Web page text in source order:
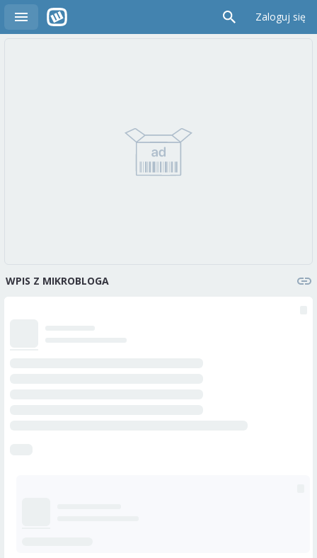
Zaloguj się
WPIS Z MIKROBLOGA